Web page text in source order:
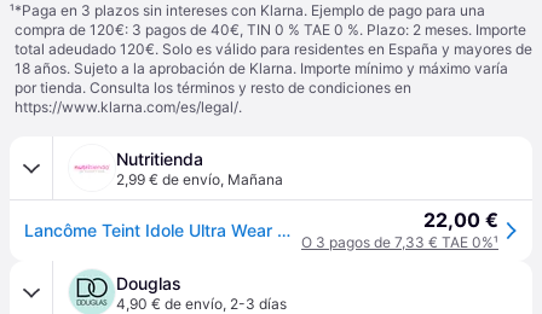
¹*Paga en 3 plazos sin intereses con Klarna. Ejemplo de pago para una
compra de 120€: 3 pagos de 40€, TIN 0 % TAE 0 %. Plazo: 2 meses. Importe
total adeudado 120€. Solo es válido para residentes en España y mayores de
18 años. Sujeto a la aprobación de Klarna. Importe mínimo y máximo varía
por tienda. Consulta los términos y resto de condiciones en
https://www.klarna.com/es/legal/.
Nutritienda
2,99 € de envío, Mañana
Lancôme Teint Idole Ultra Wear All Over Concealer #023 - Beige Aurore 22,00 €
O 3 pagos de 7,33 € TAE 0%¹
Douglas
4,90 € de envío, 2-3 días